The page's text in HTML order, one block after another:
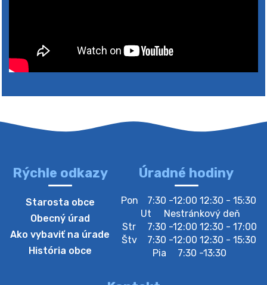
4. augusta 2026 10:05
Zberný dvor-Gyűjtőudvar
Oznamujeme obyvateľom, že v stredu 05. augusta
bude zberný dvor zatvorený. Értesítjük a lakosokat,
hogy szerdán augusztus 05-én a gyűjtőudvar zárva
lesz https://ciernybrod.sk?p=214…
Rýchle odkazy
Starosta obce
Obecný úrad
Ako vybaviť na úrade
História obce
Úradné hodiny
Pon
7:30 -12:00 12:30 - 15:30
Ut
Nestránkový deň
Str
7:30 -12:00 12:30 - 17:00
Štv
7:30 -12:00 12:30 - 15:30
Pia
7:30 -13:30